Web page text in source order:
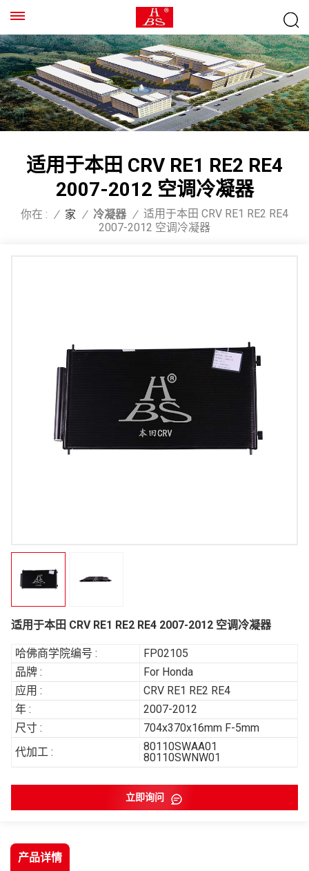
适用于本田 CRV RE1 RE2 RE4
2007-2012 空调冷凝器
你在 : / 家 / 冷凝器 / 适用于本田 CRV RE1 RE2 RE4
2007-2012 空调冷凝器
适用于本田 CRV RE1 RE2 RE4 2007-2012 空调冷凝器
哈佛商学院编号 :
FP02105
品牌 :
For Honda
应用 :
CRV RE1 RE2 RE4
年 :
2007-2012
尺寸 :
704x370x16mm F-5mm
代加工 :
80110SWAA01
80110SWNW01
立即询问
产品详情